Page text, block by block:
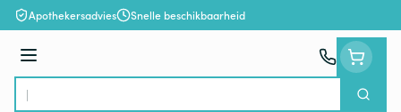
Ga naar de inhoud
Apothekersadvies Snelle beschikbaarheid
Menu
Product, merk, categorie...
Zoek